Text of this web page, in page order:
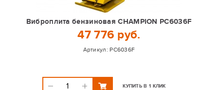
Виброплита бензиновая CHAMPION PC6036F
47 776 руб.
Артикул: PC6036F
КУПИТЬ В 1 КЛИК